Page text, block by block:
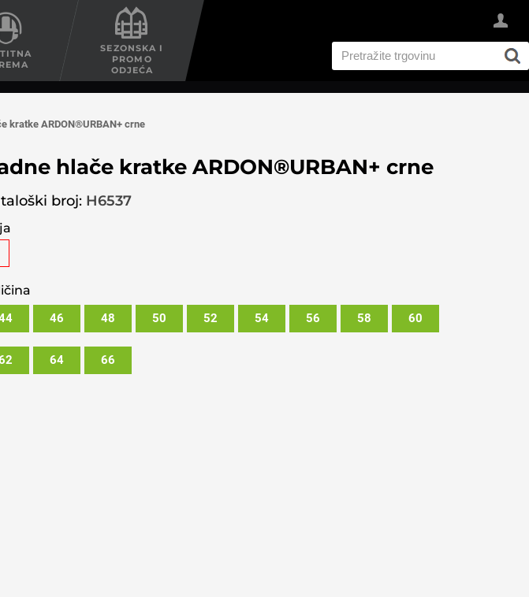
SEZONSKA I
PROMO
ODJEĆA
kratke ARDON®URBAN+ crne
hlače kratke ARDON®URBAN+ crne
broj: H6537
46 48 50 52 54 56 58 60
64 66